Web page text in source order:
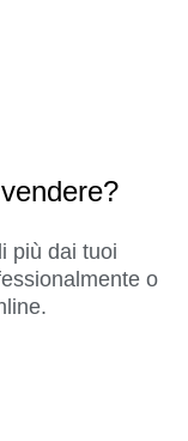
più dai tuoi
o